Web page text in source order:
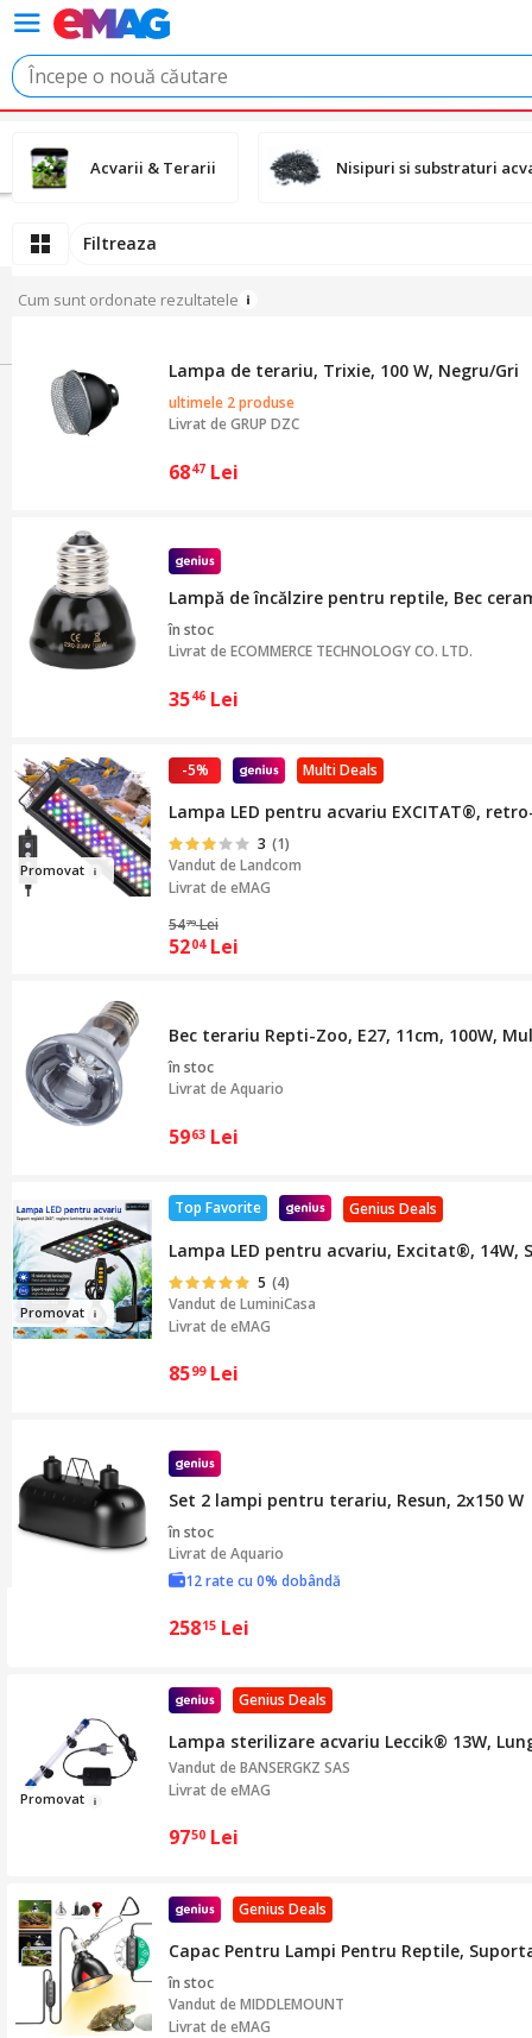
Acvarii & Terarii Nisipuri si substraturi
Filtreaza
Cum sunt ordonate rezultatele
Lampa de terariu, Trixie, 100 W, Negru/Gri
ultimele 2 produse
Livrat deGRUP DZC
6847 Lei
Lampă de încălzire pentru reptile, Bec
în stoc
Livrat deECOMMERCE TECHNOLOGY CO. LTD.
3546 Lei
Promovat
Multi Deals
-5%
Lampa LED pentru acvariu EXCITAT®,
3 (1)
Vandut deLandcom
Livrat de eMAG
5479 Lei
5204 Lei
Bec terariu Repti-Zoo, E27, 11cm, 100W,
în stoc
Livrat deAquario
5963 Lei
Promovat
Genius Deals
Top Favorite
Lampa LED pentru acvariu, Excitat®,
5 (4)
Vandut deLuminiCasa
Livrat de eMAG
8599 Lei
Set 2 lampi pentru terariu, Resun, 2x150 W
în stoc
Livrat deAquario
12 rate cu 0% dobândă
25815 Lei
Promovat
Genius Deals
Lampa sterilizare acvariu Leccik® 13W,
Vandut deBANSERGKZ SAS
Livrat de eMAG
9750 Lei
Genius Deals
Capac Pentru Lampi Pentru Reptile,
în stoc
Vandut deMIDDLEMOUNT
Livrat de eMAG